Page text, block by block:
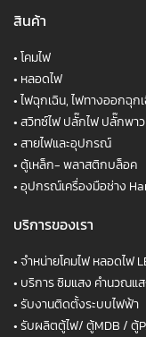
สินค้า
•โคมไฟ
• หลอดไฟ
•ไฟฉุกเฉิน, ไฟทางออกฉุก
•สวิทซ์ไฟ ปลั๊กไฟ ปลั๊กพาว
•สายไฟและอุปกรณ์
•ตู้เหล็ก- พลาสติกบล็อค
•อุปกรณ์เครื่องมือช่าง
บริการของเรา
•จำหน่ายโคมไฟ หลอดไฟ
• บริการ ซิมแสง คำนวณแ
•รับงานติดตั้งระบบไฟฟ้า
•รับผลิตตู้ไฟ/ ตู้MDB / ตู้